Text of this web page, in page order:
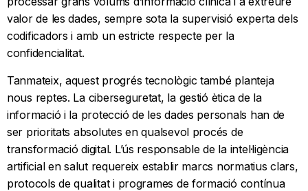
valor de les dades, sempre sota la supervisió experta dels
codificadors i amb un estricte respecte per la
confidencialitat.
Tanmateix, aquest progrés tecnològic també planteja
nous reptes. La ciberseguretat, la gestió ètica de la
informació i la protecció de les dades personals han de
ser prioritats absolutes en qualsevol procés de
transformació digital. L’ús responsable de la intel·ligència
artificial en salut requereix establir marcs normatius clars,
protocols de qualitat i programes de formació contínua